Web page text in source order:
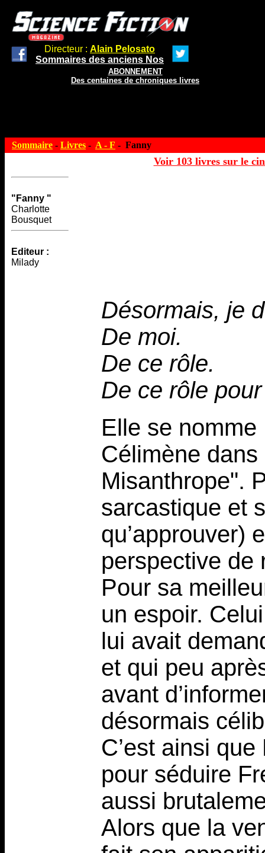
Directeur : Alain Pelosato
Sommaires des anciens Nos
ABONNEMENT
Des centaines de chroniques livres
Sommaire - Livres - A - F - Fanny
Voir 103 livres sur le
"Fanny "
Charlotte
Bousquet
Editeur :
Milady
Désormais, je
De moi.
De ce rôle.
De ce rôle
Elle se
Célimène
Misanthrope".
sarcastique et
qu’approuver)
perspective de
Pour sa
un espoir.
lui avait
et qui peu
avant
désormais
C’est ainsi
pour séduire
aussi
Alors que la